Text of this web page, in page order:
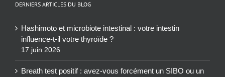
DERNIERS ARTICLES DU BLOG
Hashimoto et microbiote intestinal : votre intestin
influence-t-il votre thyroïde ?
17 juin 2026
Breath test positif : avez-vous forcément un SIBO ou un